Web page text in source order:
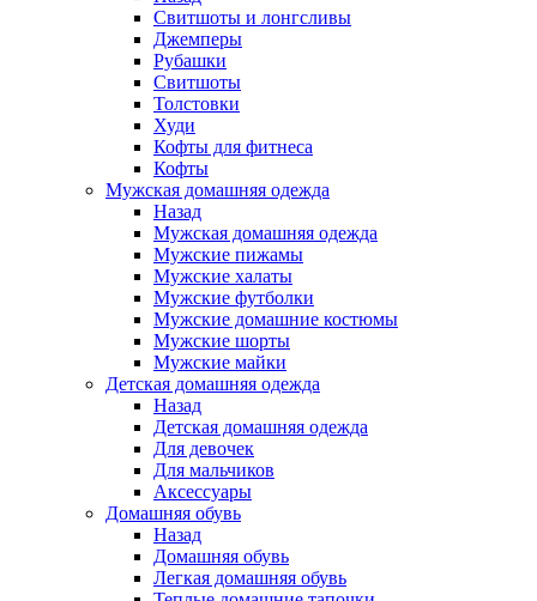
Свитшоты и лонгсливы
Джемперы
Рубашки
Свитшоты
Толстовки
Худи
Кофты для фитнеса
Кофты
Мужская домашняя одежда
Назад
Мужская домашняя одежда
Мужские пижамы
Мужские халаты
Мужские футболки
Мужские домашние костюмы
Мужские шорты
Мужские майки
Детская домашняя одежда
Назад
Детская домашняя одежда
Для девочек
Для мальчиков
Аксессуары
Домашняя обувь
Назад
Домашняя обувь
Легкая домашняя обувь